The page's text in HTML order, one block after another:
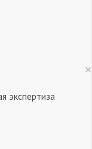
×
экспертиза